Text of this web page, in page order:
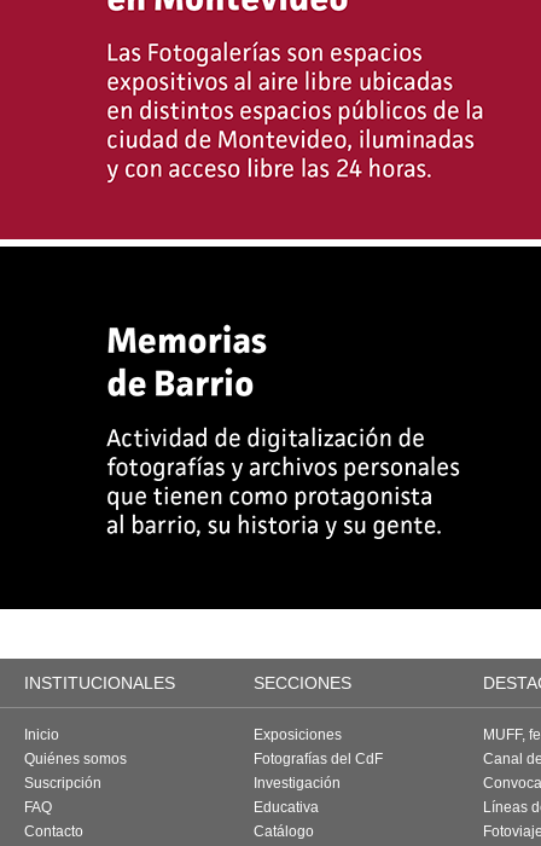
INSTITUCIONALES SECCIONES
Inicio
Quiénes somos
Suscripción
FAQ
Contacto
Exposiciones
Fotografías del CdF
Investigación
Educativa
Catálogo
MUFF,
Canal
Líneas